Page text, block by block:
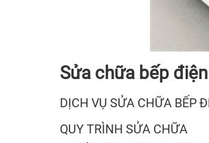
Sửa chữa bếp
DỊCH VỤ SỬA CHỮA BẾP
QUY TRÌNH SỬA CHỮA